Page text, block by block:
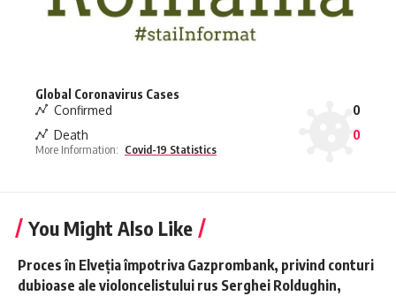
Global Coronavirus Cases
Confirmed
0
Death
0
More Information: Covid-19 Statistics
You Might Also Like
Proces în Elveţia împotriva Gazprombank, privind conturi
dubioase ale violoncelistului rus Serghei Roldughin,